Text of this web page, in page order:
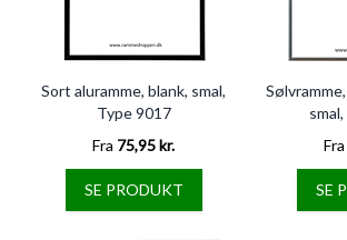
Sort aluramme, blank, smal,
Type 9017
Fra 75,95 kr.
SE PRODUKT
Fra
SE